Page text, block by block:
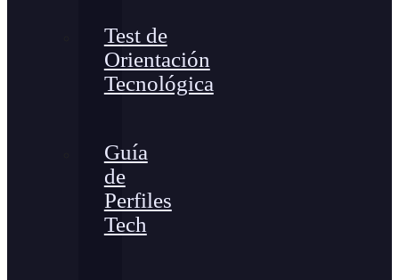
Test de
Orientación
Tecnológica
Guía
de
Perfiles
Tech